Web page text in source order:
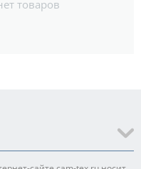
товаров